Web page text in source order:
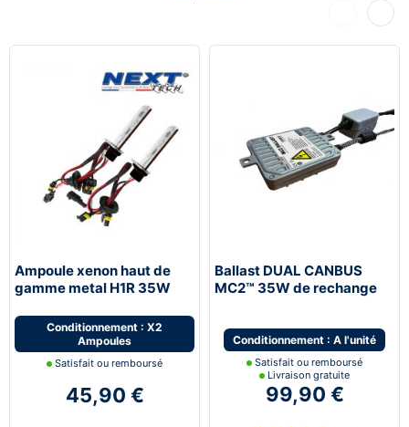
Précédent
Ampoule xenon haut de
gamme metal H1R 35W
vendues par paire
Conditionnement : X2
Ampoules
Satisfait ou remboursé
45,90 €
Ballast DUAL CANBUS
MC2™ 35W de rechange
Conditionnement : A l'unité
Satisfait ou remboursé
Livraison gratuite
99,90 €